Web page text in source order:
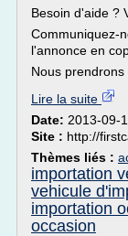
Besoin d'aide ?
Communiquez-
l'annonce en
Nous prendrons
Lire la suite
Date: 2013-09-
Site : http://
Thèmes liés :
importation
vehicule
importation
occasion